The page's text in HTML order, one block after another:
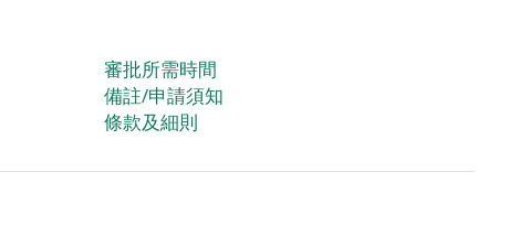
審批所需時間
備註/申請須知
條款及細則